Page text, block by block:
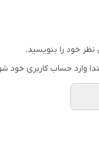
خود را بنویسید.
وارد حساب کاربری خود